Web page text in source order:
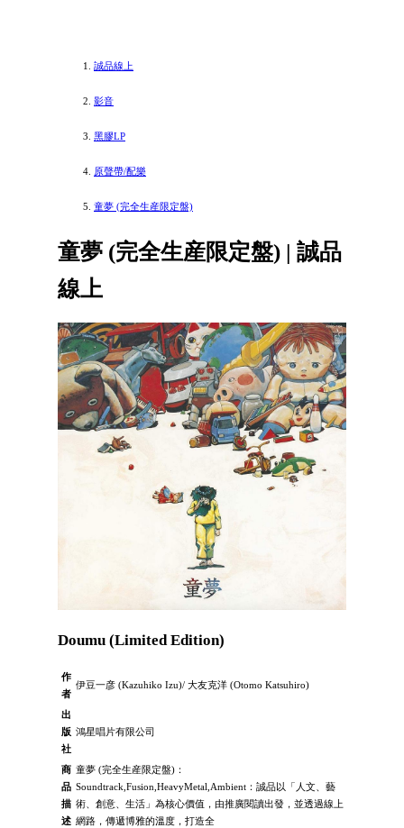
誠品線上
影音
黑膠LP
原聲帶/配樂
童夢 (完全生産限定盤)
童夢 (完全生産限定盤) | 誠品
線上
Doumu (Limited Edition)
作
者
伊豆一彦 (Kazuhiko Izu)/ 大友克洋 (Otomo Katsuhiro)
出
版
社
鴻星唱片有限公司
商
品
描
述
童夢 (完全生産限定盤)：
Soundtrack,Fusion,HeavyMetal,Ambient：誠品以「人文、藝
術、創意、生活」為核心價值，由推廣閱讀出發，並透過線上
網路，傳遞博雅的溫度，打造全